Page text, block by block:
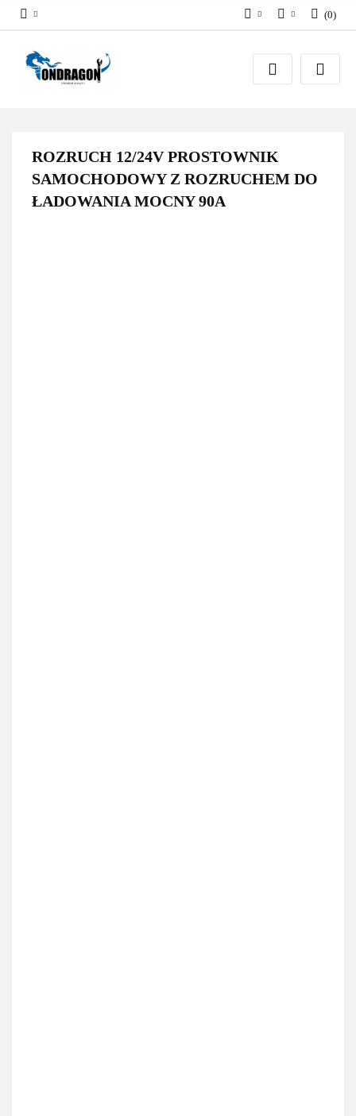
PLNZaloguj się
Załóż konto
(0)
ROZRUCH 12/24V PROSTOWNIK
SAMOCHODOWY Z ROZRUCHEM DO
ŁADOWANIA MOCNY 90A